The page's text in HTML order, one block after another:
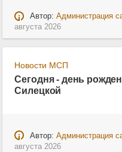
Автор: Администрация
августа 2026
Новости МСП
Сегодня - день
Силецкой
Автор: Администрация
августа 2026